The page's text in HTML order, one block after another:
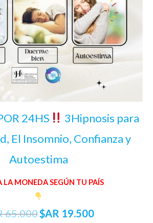
24HS
3Hipnosis para
El Insomnio, Confianza y
Autoestima
LA MONEDA SEGÚN TU PAÍS
65.000$AR 19.500